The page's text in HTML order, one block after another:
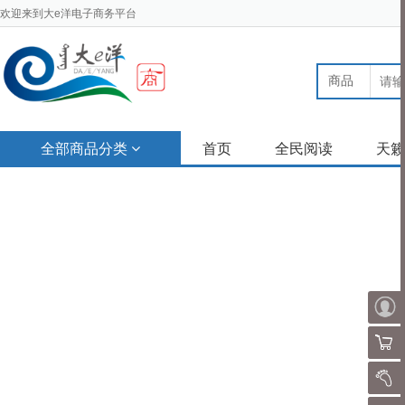
欢迎来到大e洋电子商务平台
商品
全部商品分类 首页 全民阅读 天
购物
我的